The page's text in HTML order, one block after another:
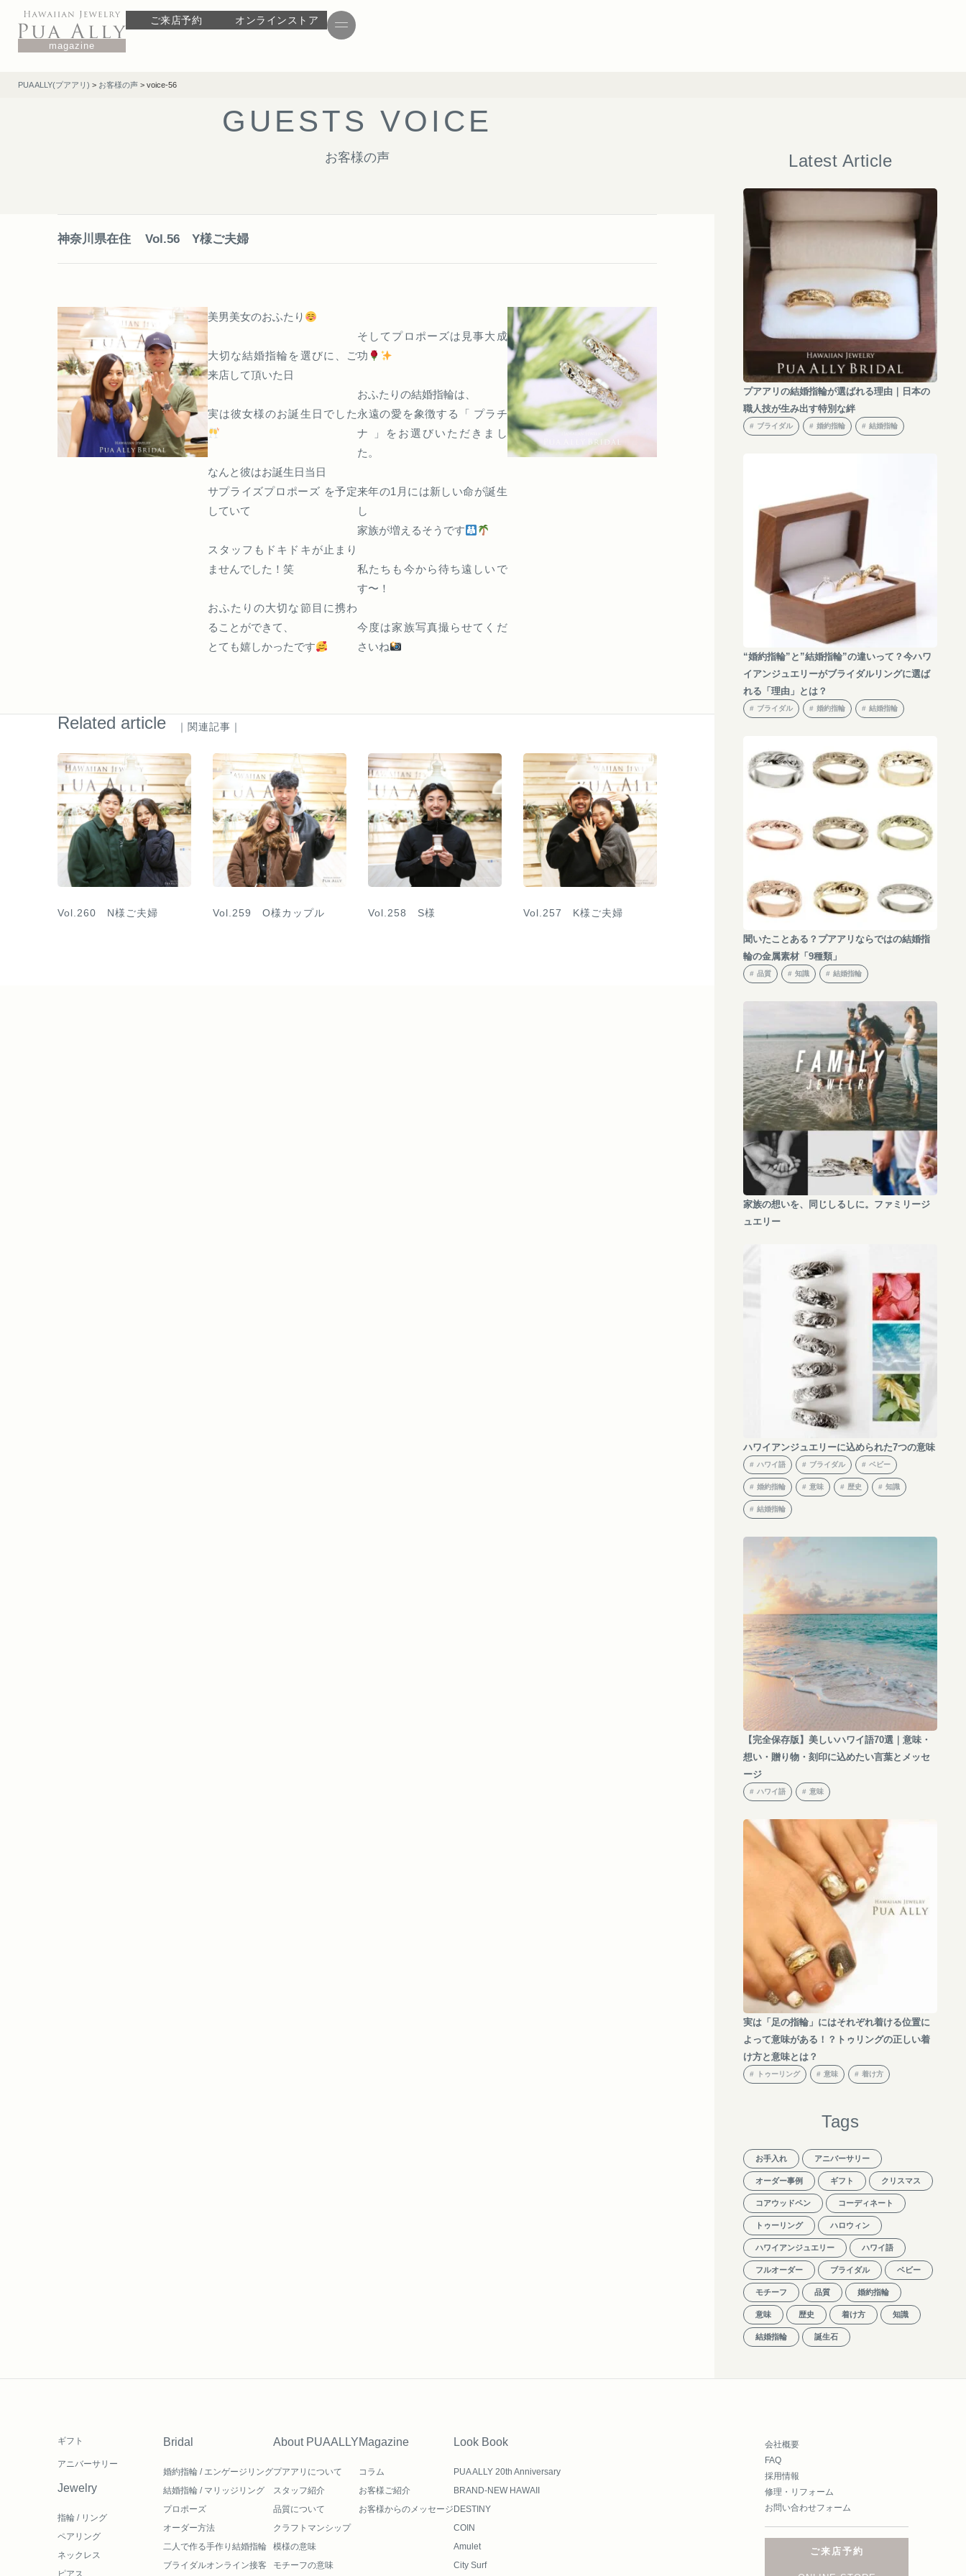
magazine
ご来店予約 オンラインストア
PUA ALLY(プアアリ) > お客様の声 > voice-56
G U ESTS VO I CE
お客様の声
神奈川県在住 Vol.56 Y様ご夫婦
美男美女のおふたり
大切な結婚指輪を選びに、ご
来店して頂いた日
実は彼女様のお誕生日でした
なんと彼はお誕生日当日
サプライズプロポーズ を予定
していて
スタッフもドキドキが止まり
ませんでした！笑
おふたりの大切な節目に携わ
ることができて、
とても嬉しかったです
そしてプロポーズは見事大成
功
おふたりの結婚指輪は、
永遠の愛を象徴する「 プラチ
ナ 」をお選びいただきまし
た。
来年の1月には新しい命が誕生
し
家族が増えるそうです
私たちも今から待ち遠しいで
す〜！
今度は家族写真撮らせてくだ
さいね
Related article ｜関連記事｜
Vol.260 N様ご夫婦 Vol.259 O様カップル Vol.258 S様 Vol.257 K様ご夫婦
Latest Article
プアアリの結婚指輪が選ばれる理由｜日本の
職人技が生み出す特別な絆
ブライダル 婚約指輪 結婚指輪
“婚約指輪”と”結婚指輪”の違いって？今ハワ
イアンジュエリーがブライダルリングに選ば
れる「理由」とは？
ブライダル 婚約指輪 結婚指輪
聞いたことある？プアアリならではの結婚指
輪の金属素材「9種類」
品質 知識 結婚指輪
家族の想いを、同じしるしに。ファミリージ
ュエリー
ハワイアンジュエリーに込められた7つの意味
ハワイ語 ブライダル ベビー
婚約指輪 意味 歴史 知識
結婚指輪
【完全保存版】美しいハワイ語70選｜意味・
想い・贈り物・刻印に込めたい言葉とメッセ
ージ
ハワイ語 意味
実は「足の指輪」にはそれぞれ着ける位置に
よって意味がある！？トゥリングの正しい着
け方と意味とは？
トゥーリング 意味 着け方
Tags
お手入れ アニバーサリー
オーダー事例 ギフト クリスマス
コアウッドペン コーディネート
トゥーリング ハロウィン
ハワイアンジュエリー ハワイ語
フルオーダー ブライダル ベビー
モチーフ 品質 婚約指輪
意味 歴史 着け方 知識
結婚指輪 誕生石
ギフト
アニバーサリー
Jewelry
指輪 / リング
ペアリング
ネックレス
ピアス
Bridal
婚約指輪 / エンゲージリング
結婚指輪 / マリッジリング
プロポーズ
オーダー方法
二人で作る手作り結婚指輪
ブライダルオンライン接客
About PUAALLY
プアアリについて
スタッフ紹介
品質について
クラフトマンシップ
模様の意味
モチーフの意味
Magazine
コラム
お客様ご紹介
お客様からのメッセージ
Look Book
PUA ALLY 20th Anniversary
BRAND-NEW HAWAII
DESTINY
COIN
Amulet
City Surf
会社概要
FAQ
採用情報
修理・リフォーム
お問い合わせフォーム
ご来店予約